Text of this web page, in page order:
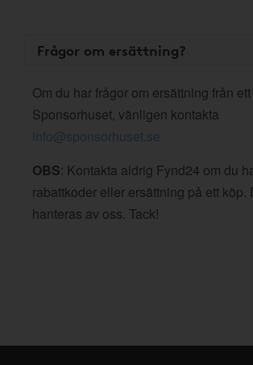
Frågor om ersättning?
Om du har frågor om ersättning från
Sponsorhuset, vänligen kontakta
info@sponsorhuset.se
OBS: Kontakta aldrig Fynd24 om du
rabattkoder eller ersättning på ett köp.
hanteras av oss. Tack!